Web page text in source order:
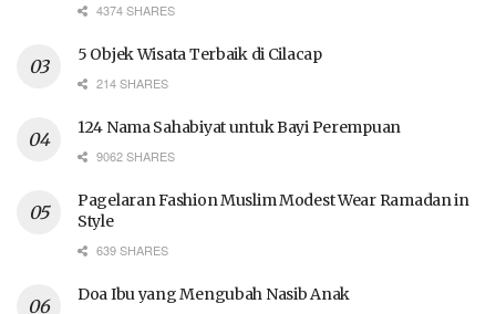
4374 SHARES
5 Objek Wisata Terbaik di Cilacap
214 SHARES
124 Nama Sahabiyat untuk Bayi Perempuan
9062 SHARES
Pagelaran Fashion Muslim Modest Wear Ramadan in
Style
639 SHARES
Doa Ibu yang Mengubah Nasib Anak